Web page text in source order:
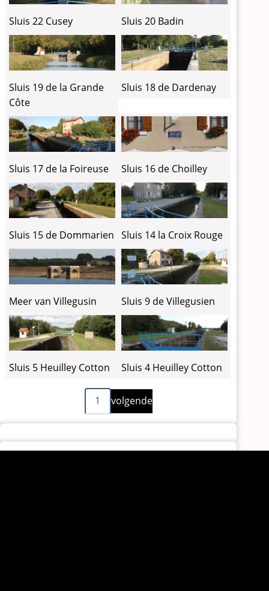
Sluis 22 Cusey Sluis 20 Badin
Sluis 19 de la Grande
Côte
Sluis 18 de Dardenay
Sluis 17 de la Foireuse Sluis 16 de Choilley
Sluis 15 de Dommarien Sluis 14 la Croix Rouge
Meer van Villegusin Sluis 9 de Villegusien
Sluis 5 Heuilley Cotton Sluis 4 Heuilley Cotton
1
Volgende
pagina
volgende